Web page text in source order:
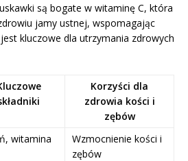
są bogate w witaminę C, która
jamy ustnej, wspomagając
kluczowe dla utrzymania zdrowych
Korzyści dla
zdrowia kości i
zębów
witamina
Wzmocnienie kości i
zębów